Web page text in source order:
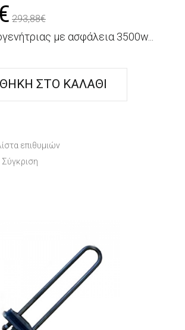
293,88€
με ασφάλεια 3500w...
ΣΤΟ ΚΑΛΆΘΙ
επιθυμιών